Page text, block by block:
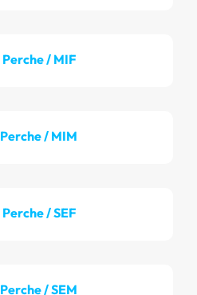
Perche / MIF
Perche / MIM
Perche / SEF
Perche / SEM